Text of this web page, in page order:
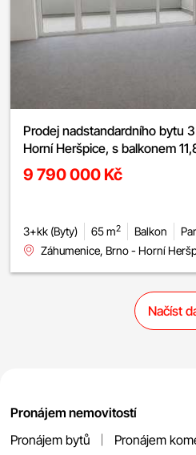
Prodej nadstandardního bytu
Horní Heršpice, s balkonem
parkování
9 790 000 Kč
3+kk (Byty) 65 m2 Balkon
Záhumenice, Brno - Horní
Načíst
Pronájem nemovitostí
Pronájem bytů
Pronájem